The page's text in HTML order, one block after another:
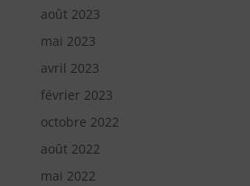
août 2023
mai 2023
avril 2023
février 2023
octobre 2022
août 2022
mai 2022